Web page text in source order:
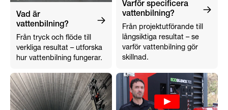
Vad är
vattenbilning?
Från tryck och flöde till
verkliga resultat – utforska
hur vattenbilning fungerar.
Varför specificera
vattenbilning?
Från projektutförande till
långsiktiga resultat – se
varför vattenbilning gör
skillnad.